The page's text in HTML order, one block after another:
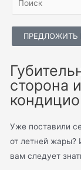
ПРЕДЛОЖИТЬ
сторона
Уже поставили
от летней жары?
вам следует